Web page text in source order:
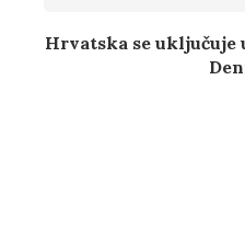
Hrvatska se uključuje